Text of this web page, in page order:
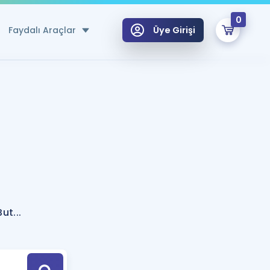
Faydalı Araçlar
Hesaplama Aracı
için Öneriler
Tek Takvimde
Üye Girişi
0
Hoca ile seni sınava hazırlayacak onlarca eğitim seni bekliyor!